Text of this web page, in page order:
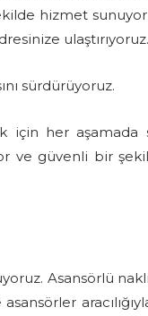
hizmet
ulaştırıyoruz.
sürdürüyoruz.
için her aşamada
ve güvenli bir
Asansörlü